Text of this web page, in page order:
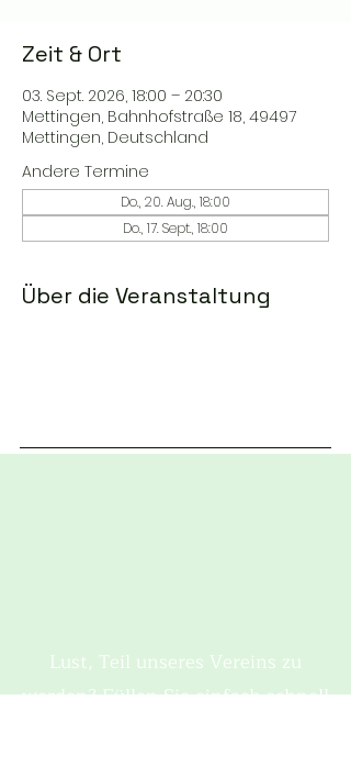
Zeit & Ort
03. Sept. 2026, 18:00 – 20:30
Mettingen, Bahnhofstraße 18, 49497
Mettingen, Deutschland
Andere Termine
Do., 20. Aug., 18:00
Do., 17. Sept., 18:00
Über die Veranstaltung
Lust, Teil unseres Vereins zu
werden? Füllen Sie einfach schnell